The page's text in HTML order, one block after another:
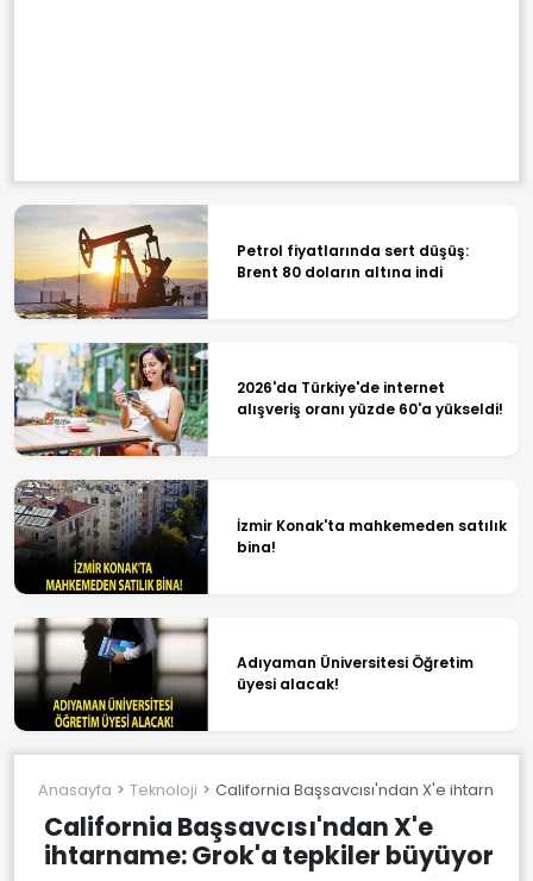
Petrol fiyatlarında sert düşüş:
Brent 80 doların altına indi
2026'da Türkiye'de internet
alışveriş oranı yüzde 60'a yükseldi!
İzmir Konak'ta mahkemeden satılık
bina!
Adıyaman Üniversitesi Öğretim
üyesi alacak!
Anasayfa Teknoloji California Başsavcısı'ndan X'e
California Başsavcısı'ndan X'e
ihtarname: Grok'a tepkiler büyüyor